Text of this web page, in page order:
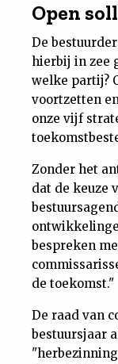
Open
De
hierbij in zee
welke partij?
voortzetten
onze vijf
Zonder het
dat de keuze
bespreken
de toekomst."
De raad van
bestuursjaar